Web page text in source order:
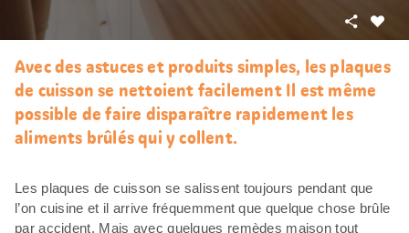
Partager
Avec des astuces et produits simples, les plaques
de cuisson se nettoient facilement Il est même
possible de faire disparaître rapidement les
aliments brûlés qui y collent.
Les plaques de cuisson se salissent toujours pendant que
l’on cuisine et il arrive fréquemment que quelque chose brûle
par accident. Mais avec quelques remèdes maison tout